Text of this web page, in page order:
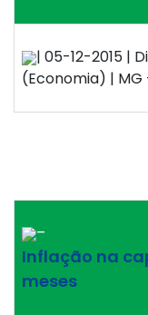
| 05-12-2015 |
(Economia) | MG
–
Inflação na
meses